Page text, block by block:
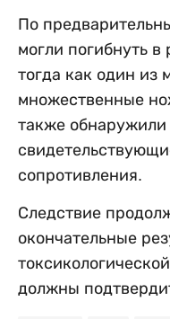
По
могли погибнуть в
тогда как один из
множественные
также
сопротивления.
Следствие
окончательные
должны